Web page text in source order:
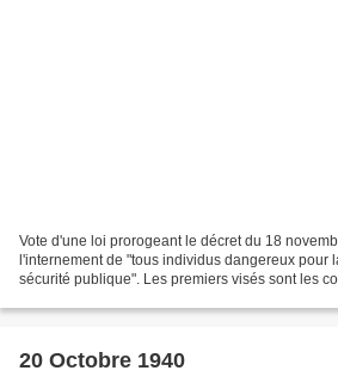
Vote d'une loi prorogeant le décret du 18
l'internement de "tous individus dangereux pour
sécurité publique". Les premiers visés sont les
20 Octobre 1940